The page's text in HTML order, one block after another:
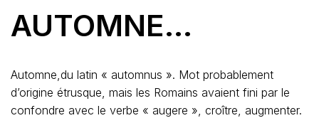
AUTOMNE…
Automne,du latin « automnus ». Mot probablement
d’origine étrusque, mais les Romains avaient fini par le
confondre avec le verbe « augere », croître, augmenter.